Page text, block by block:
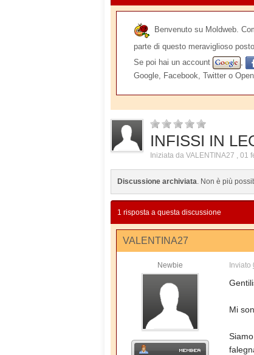
Benvenuto su Moldweb.
parte di questo meraviglioso
Se poi hai un account
,
Google, Facebook, Twitter o
INFISSI IN
Iniziata da VALENTINA27 , 01
Discussione archiviata. Non è più
1 risposta a questa discussione
VALENTINA27
Newbie Inviato
Mi